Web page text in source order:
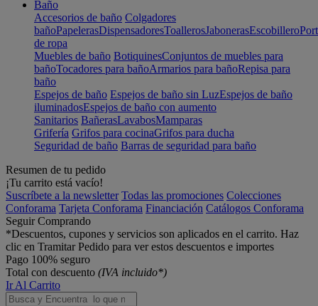
Baño
Accesorios de baño Colgadores
bañoPapelerasDispensadoresToallerosJabonerasEscobillero
de ropa
Muebles de baño BotiquinesConjuntos de muebles para
bañoTocadores para bañoArmarios para bañoRepisa para
baño
Espejos de baño Espejos de baño sin LuzEspejos de baño
iluminadosEspejos de baño con aumento
Sanitarios BañerasLavabosMamparas
Grifería Grifos para cocinaGrifos para ducha
Seguridad de baño Barras de seguridad para baño
Resumen de tu pedido
¡Tu carrito está vacío!
Suscríbete a la newsletter Todas las promociones Colecciones
Conforama Tarjeta Conforama Financiación Catálogos Conforama
Seguir Comprando
*Descuentos, cupones y servicios son aplicados en el carrito. Haz
clic en Tramitar Pedido para ver estos descuentos e importes
Pago 100% seguro
Total con descuento (IVA incluido*)
Ir Al Carrito